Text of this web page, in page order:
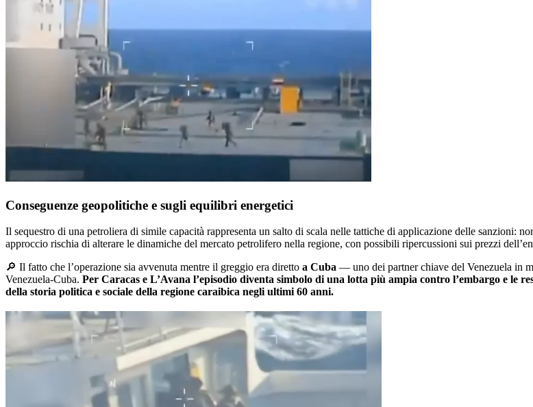
Conseguenze geopolitiche e sugli equilibri energetici
Il sequestro di una petroliera di simile capacità rappresenta un salto di scala nelle tattiche di applicazione delle
approccio rischia di alterare le dinamiche del mercato petrolifero nella regione, con possibili ripercussioni sui prezzi
🔎 Il fatto che l’operazione sia avvenuta mentre il greggio era diretto a Cuba — uno dei partner chiave del Venezuela in
Venezuela-Cuba. Per Caracas e L’Avana l’episodio diventa simbolo di una lotta più ampia contro l’embargo e le
della storia politica e sociale della regione caraibica negli ultimi 60 anni.